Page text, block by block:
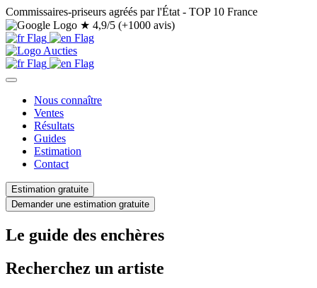
Commissaires-priseurs agréés par l'État - TOP 10 France
★ 4,9/5 (+1000 avis)
Nous connaître
Ventes
Résultats
Guides
Estimation
Contact
Estimation gratuite
Demander une estimation gratuite
Le guide des enchères
Recherchez un artiste